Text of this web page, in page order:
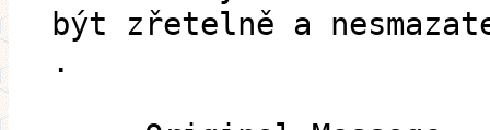
být zřetelně a
.